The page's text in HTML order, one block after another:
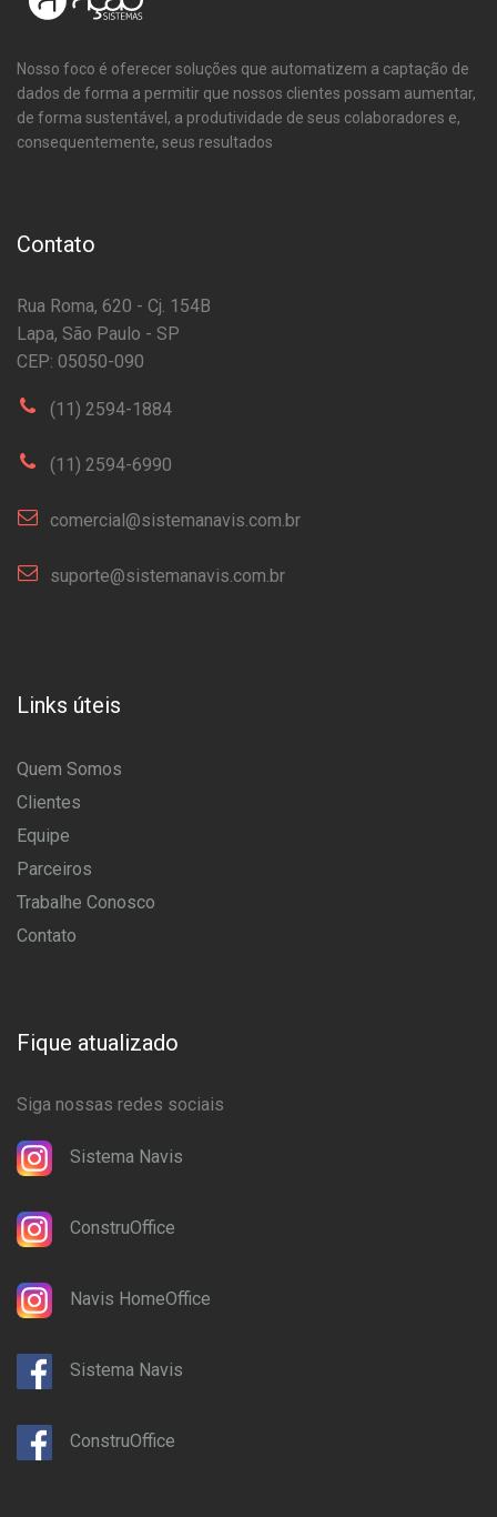
Nosso foco é oferecer soluções que automatizem a captação de
dados de forma a permitir que nossos clientes possam aumentar,
de forma sustentável, a produtividade de seus colaboradores e,
consequentemente, seus resultados
Contato
Rua Roma, 620 - Cj. 154B
Lapa, São Paulo - SP
CEP: 05050-090
(11) 2594-1884
(11) 2594-6990
comercial@sistemanavis.com.br
suporte@sistemanavis.com.br
Links úteis
Quem Somos
Clientes
Equipe
Parceiros
Trabalhe Conosco
Contato
Fique atualizado
Siga nossas redes sociais
Sistema Navis
ConstruOffice
Navis HomeOffice
Sistema Navis
ConstruOffice